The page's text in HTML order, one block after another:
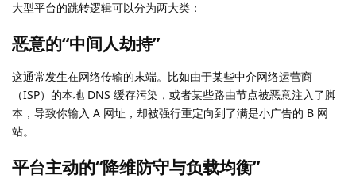
大型平台的跳转逻辑可以分为两大类：
恶意的“中间人劫持”
这通常发生在网络传输的末端。比如由于某些中介网络运营商
（ISP）的本地 DNS 缓存污染，或者某些路由节点被恶意注入了脚
本，导致你输入 A 网址，却被强行重定向到了满是小广告的 B 网
站。
平台主动的“降维防守与负载均衡”